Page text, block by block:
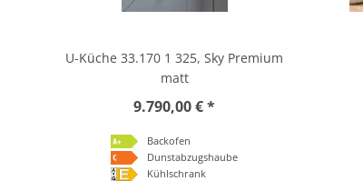
U-Küche 33.170 1 325, Sky Premium
matt
9.790,00 € *
Backofen
Dunstabzugshaube
Kühlschrank